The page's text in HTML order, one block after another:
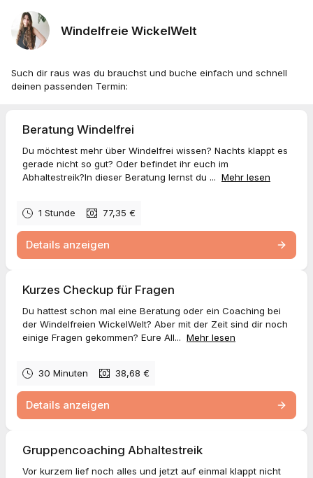
Windelfreie WickelWelt
Such dir raus was du brauchst und buche einfach und schnell
deinen passenden Termin:
Beratung Windelfrei
Du möchtest mehr über Windelfrei wissen? Nachts klappt es
gerade nicht so gut? Oder befindet ihr euch im
Abhaltestreik?In dieser Beratung lernst du ... Mehr lesen
1 Stunde 77,35 €
Details anzeigen
Kurzes Checkup für Fragen
Du hattest schon mal eine Beratung oder ein Coaching bei
der Windelfreien WickelWelt? Aber mit der Zeit sind dir noch
einige Fragen gekommen? Eure All... Mehr lesen
30 Minuten 38,68 €
Details anzeigen
Gruppencoaching Abhaltestreik
Vor kurzem lief noch alles und jetzt auf einmal klappt nicht